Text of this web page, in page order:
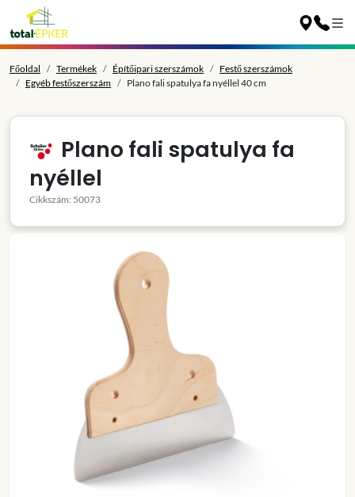
Főoldal Termékek Építőipari szerszámok
Festő szerszámok
Egyéb festőszerszám
Plano fali spatulya fa nyéllel 40 cm
Plano fali spatulya fa
nyéllel
Cikkszám: 50073